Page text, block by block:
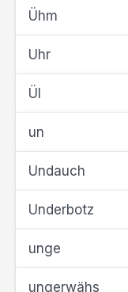
Ühm
Uhr
Ül
un
Undauch
Underbotz
unge
ungerwähs